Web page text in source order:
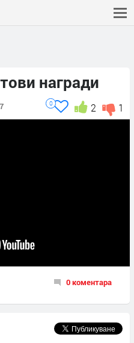
награди
1
2
0
0 коментара